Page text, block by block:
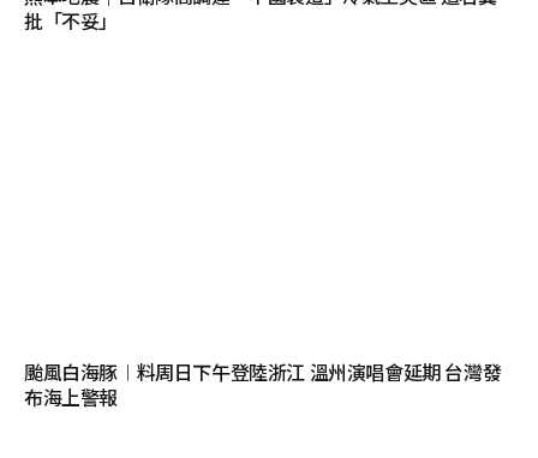
批「不妥」
颱風白海豚︱料周日下午登陸浙江 溫州演唱會延期 台灣發
布海上警報